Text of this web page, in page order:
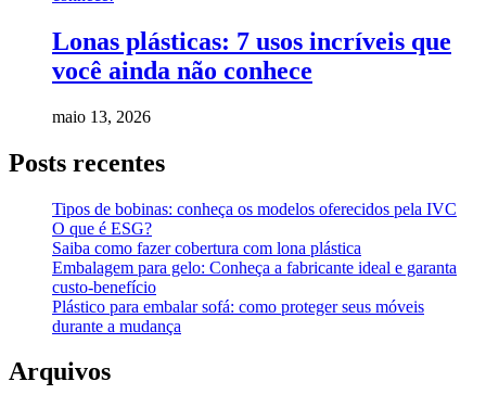
Lonas plásticas: 7 usos incríveis que
você ainda não conhece
maio 13, 2026
Posts recentes
Tipos de bobinas: conheça os modelos oferecidos pela IVC
O que é ESG?
Saiba como fazer cobertura com lona plástica
Embalagem para gelo: Conheça a fabricante ideal e garanta
custo-benefício
Plástico para embalar sofá: como proteger seus móveis
durante a mudança
Arquivos